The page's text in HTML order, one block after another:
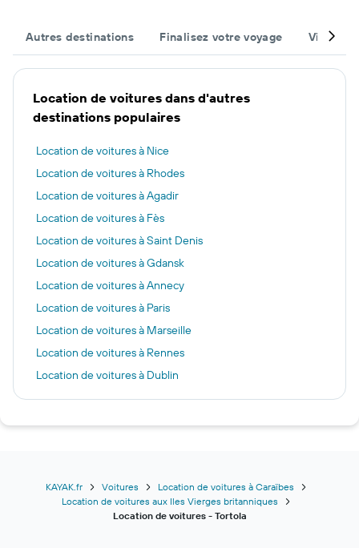
Autres destinations Finalisez votre voyage Villes
Location de voitures dans d'autres
destinations populaires
Location de voitures à Nice
Location de voitures à Rhodes
Location de voitures à Agadir
Location de voitures à Fès
Location de voitures à Saint Denis
Location de voitures à Gdansk
Location de voitures à Annecy
Location de voitures à Paris
Location de voitures à Marseille
Location de voitures à Rennes
Location de voitures à Dublin
Location de voitures à Dole
Location de voitures à Porto
Location de voitures à Monastir
KAYAK.fr Voitures
Location de voitures à Caraïbes
Location de voitures aux Iles Vierges britanniques
Location de voitures - Tortola